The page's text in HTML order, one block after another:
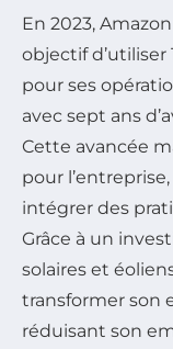
En 2023,
objectif d’utiliser
pour ses
avec sept ans
Cette avancée
pour
intégrer des
Grâce à un
solaires et
transformer son
réduisant son